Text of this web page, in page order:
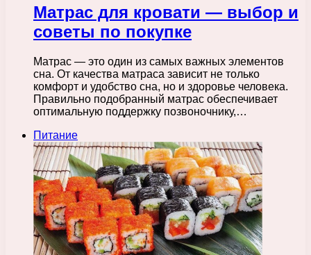
Матрас для кровати — выбор и
советы по покупке
Матрас — это один из самых важных элементов
сна. От качества матраса зависит не только
комфорт и удобство сна, но и здоровье человека.
Правильно подобранный матрас обеспечивает
оптимальную поддержку позвоночнику,…
Питание